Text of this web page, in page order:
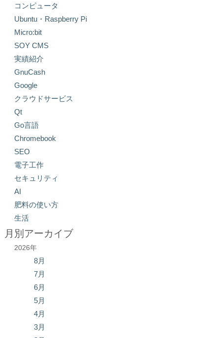
コンピュータ
Ubuntu・Raspberry Pi
Micro:bit
SOY CMS
実績紹介
GnuCash
Google
クラウドサービス
Qt
Go言語
Chromebook
SEO
電子工作
セキュリティ
AI
肥料の使い方
生活
月別アーカイブ
2026年
8月
7月
6月
5月
4月
3月